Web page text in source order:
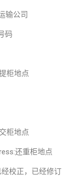
输公司
码
柜地点
柜地点
还重柜地点
校正，已经修订